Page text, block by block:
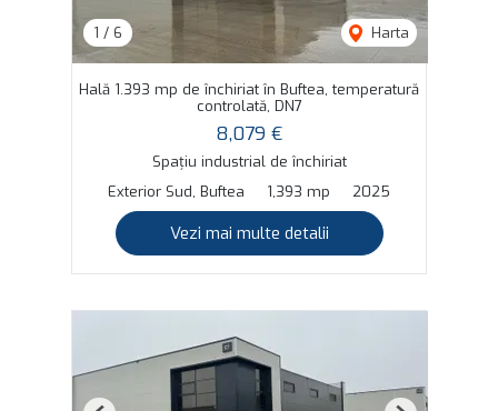
1 / 6 Harta
Hală 1.393 mp de închiriat în Buftea, temperatură
controlată, DN7
8,079 €
Spațiu industrial de închiriat
Exterior Sud, Buftea
1,393 mp 2025
Vezi mai multe detalii